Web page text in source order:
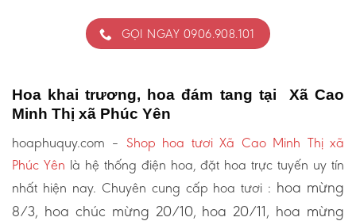
GỌI NGAY 0906.908.101
Hoa khai trương, hoa đám tang tại Xã Cao
Minh Thị xã Phúc Yên
hoaphuquy.com – Shop hoa tươi Xã Cao Minh Thị xã
Phúc Yên là hệ thống điện hoa, đặt hoa trực tuyến uy tín
nhất hiện nay. Chuyên cung cấp hoa tươi : hoa mừng
8/3, hoa chúc mừng 20/10, hoa 20/11, hoa mừng